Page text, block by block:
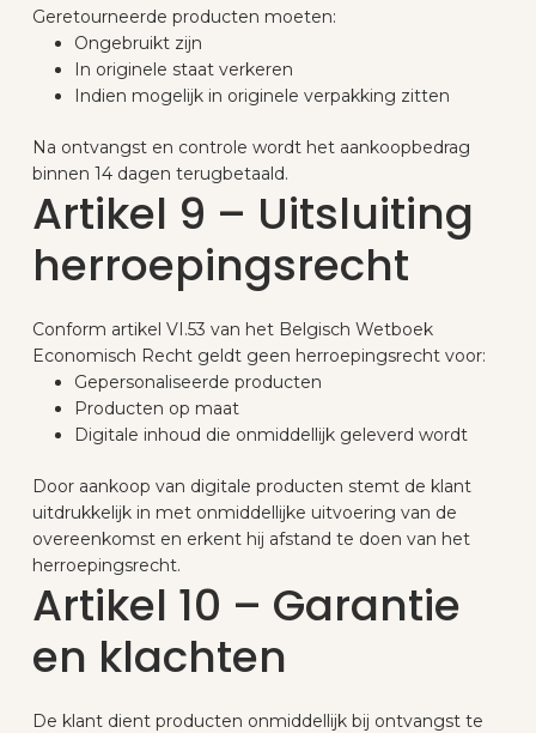
Geretourneerde producten moeten:
Ongebruikt zijn
In originele staat verkeren
Indien mogelijk in originele verpakking zitten
Na ontvangst en controle wordt het aankoopbedrag
binnen 14 dagen terugbetaald.
Artikel 9 – Uitsluiting
herroepingsrecht
Conform artikel VI.53 van het Belgisch Wetboek
Economisch Recht geldt geen herroepingsrecht voor:
Gepersonaliseerde producten
Producten op maat
Digitale inhoud die onmiddellijk geleverd wordt
Door aankoop van digitale producten stemt de klant
uitdrukkelijk in met onmiddellijke uitvoering van de
overeenkomst en erkent hij afstand te doen van het
herroepingsrecht.
Artikel 10 – Garantie
en klachten
De klant dient producten onmiddellijk bij ontvangst te